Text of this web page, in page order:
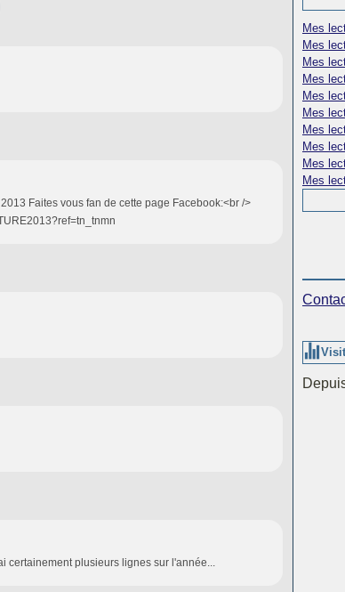
Faites vous fan de cette page Facebook:<br />
certainement plusieurs lignes sur l'année...
Mes
Mes
Mes
Mes
Mes
Mes
Mes
Mes
Mes
Mes